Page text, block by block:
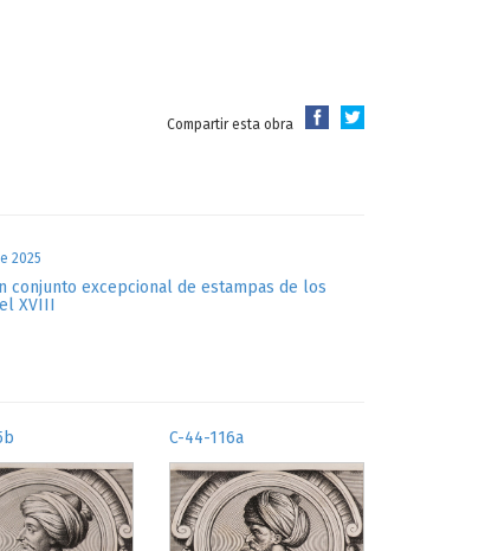
Compartir esta obra
2025
conjunto excepcional de estampas de los
XVIII
C-44-116a